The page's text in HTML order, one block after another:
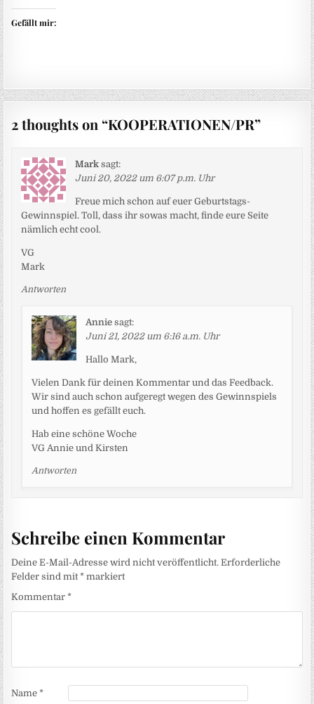
Gefällt mir:
2 thoughts on “KOOPERATIONEN/PR”
Mark sagt:
Juni 20, 2022 um 6:07 p.m. Uhr
Freue mich schon auf euer Geburtstags-
Gewinnspiel. Toll, dass ihr sowas macht, finde eure Seite
nämlich echt cool.
VG
Mark
Antworten
Annie sagt:
Juni 21, 2022 um 6:16 a.m. Uhr
Hallo Mark,
Vielen Dank für deinen Kommentar und das Feedback.
Wir sind auch schon aufgeregt wegen des Gewinnspiels
und hoffen es gefällt euch.
Hab eine schöne Woche
VG Annie und Kirsten
Antworten
Schreibe einen Kommentar
Deine E-Mail-Adresse wird nicht veröffentlicht. Erforderliche
Felder sind mit* markiert
Kommentar*
Name*